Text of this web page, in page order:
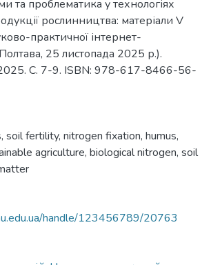
та проблематика у технологіях
рослинництва: матеріали V
практичної інтернет-
25 листопада 2025 р.).
С. 7-9. ISBN: 978-617-8466-56-
, soil fertility, nitrogen fixation, humus,
agriculture, biological nitrogen, soil
handle/123456789/20763